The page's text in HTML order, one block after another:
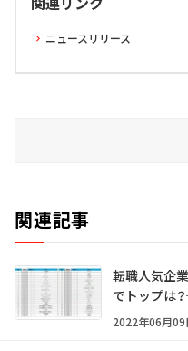
ニュースリリース
関連記事
転職人気企
でトップは
2022年06月